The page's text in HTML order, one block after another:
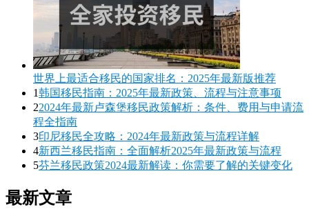
世界上最适合移民的国家排名：2025年最新版推荐
1韩国移民指南：2025年最新政策、流程与注意事项
22024年最新卢森堡移民政策解析：条件、费用与申请流
程全指南
3印尼移民全攻略：2024年最新政策与流程详解
4新西兰移民指南：全面解析2025年最新政策与流程
5芬兰移民政策2024最新解读：你需要了解的关键变化
最新文章